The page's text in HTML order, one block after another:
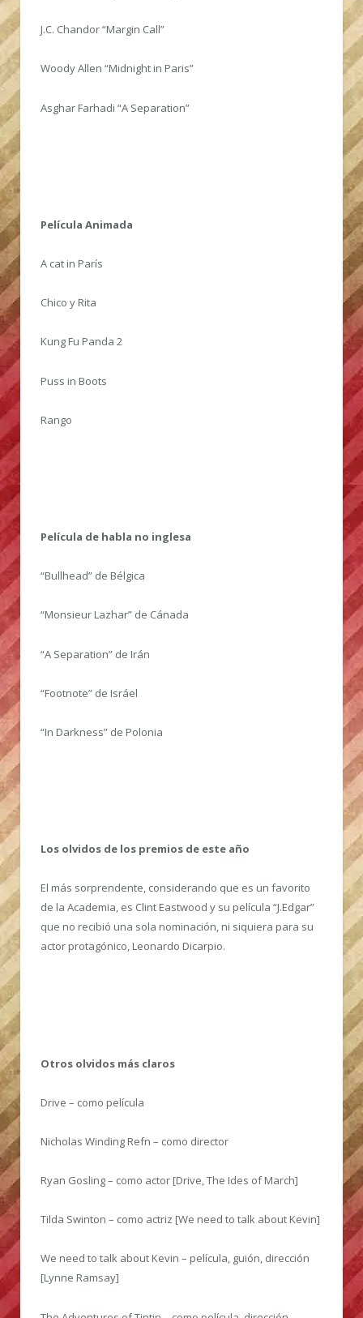
J.C. Chandor “Margin Call”
Woody Allen “Midnight in Paris”
Asghar Farhadi “A Separation”
Película Animada
A cat in París
Chico y Rita
Kung Fu Panda 2
Puss in Boots
Rango
Película de habla no inglesa
“Bullhead” de Bélgica
“Monsieur Lazhar” de Cánada
“A Separation” de Irán
“Footnote” de Isráel
“In Darkness” de Polonia
Los olvidos de los premios de este año
El más sorprendente, considerando que es un favorito
de la Academia, es Clint Eastwood y su película “J.Edgar”
que no recibió una sola nominación, ni siquiera para su
actor protagónico, Leonardo Dicarpio.
Otros olvidos más claros
Drive – como película
Nicholas Winding Refn – como director
Ryan Gosling – como actor [Drive, The Ides of March]
Tilda Swinton – como actriz [We need to talk about Kevin]
We need to talk about Kevin – película, guión, dirección
[Lynne Ramsay]